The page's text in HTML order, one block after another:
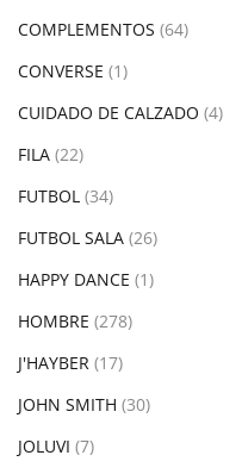
COMPLEMENTOS (64)
CONVERSE (1)
CUIDADO DE CALZADO (4)
FILA (22)
FUTBOL (34)
FUTBOL SALA (26)
HAPPY DANCE (1)
HOMBRE (278)
J'HAYBER (17)
JOHN SMITH (30)
JOLUVI (7)